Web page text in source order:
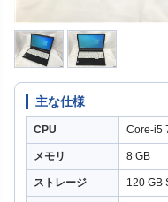
主な仕様
CPU Core-i5
メモリ 8 GB
ストレージ 120 GB